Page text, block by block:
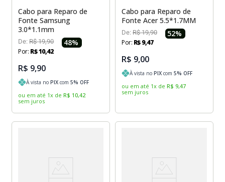
Toshiba
Toshiba
Tela para Iphone
Cabo para Reparo de
Fonte Samsung
3.0*1.1mm
De:R$ 19,90 48%
Por: R$10,42
R$ 9,90
À vista noPIX com5% OFF
ou em até 1x de R$ 10,42
sem juros
Cabo para Reparo de
Fonte Acer 5.5*1.7MM
De: R$ 19,90 52%
Por: R$9,47
R$ 9,00
À vista no PIX com 5% OFF
ou em até 1x de R$ 9,47
sem juros